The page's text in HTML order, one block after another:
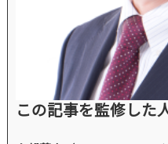
この記事を監修した